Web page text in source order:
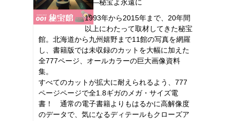
――秘宝よ永遠に
1993年から2015年まで、20年間
以上にわたって取材してきた秘宝
館。北海道から九州嬉野まで11館の写真を網羅
し、書籍版では未収録のカットを大幅に加えた
全777ページ、オールカラーの巨大画像資料
集。
すべてのカットが拡大に耐えられるよう、777
ページページで全1.8ギガのメガ・サイズ電
書！ 通常の電子書籍よりもはるかに高解像度
のデータで、気になるディテールもクローズア